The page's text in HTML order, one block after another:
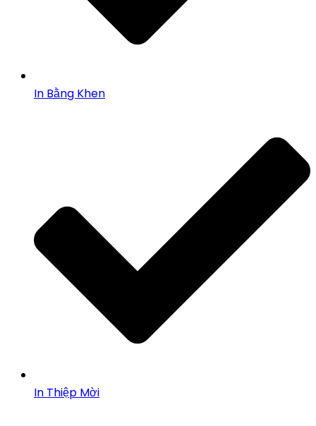
In Bằng Khen
In Thiệp Mời